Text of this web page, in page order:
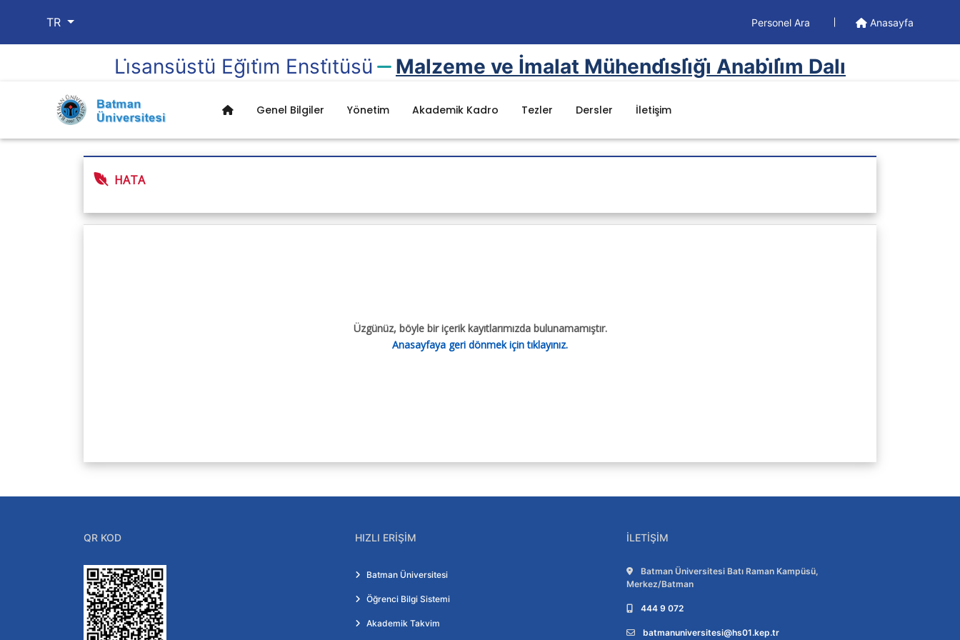
TR Personel Ara Anasayfa
Li̇sansüstü Eği̇ti̇m Ensti̇tüsü Malzeme ve İmalat Mühendi̇sli̇ği̇ Anabi̇li̇m Dalı
Genel Bilgiler Yönetim Akademik Kadro Tezler Dersler İletişim
HATA
Üzgünüz, böyle bir içerik kayıtlarımızda bulunamamıştır.
Anasayfaya geri dönmek için tıklayınız.
QR KOD HIZLI ERIŞIM
Batman Üniversitesi
Öğrenci Bilgi Sistemi
Akademik Takvim
İLETIŞIM
Adres:
Batman Üniversitesi Batı Raman Kampüsü,
Merkez/Batman
Telefon:
444 9 072
E-posta:
batmanuniversitesi@hs01.kep.tr